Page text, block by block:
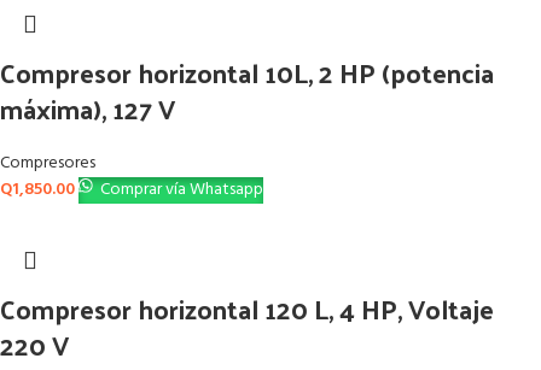
Compresor horizontal 10L, 2 HP (potencia
máxima), 127 V
Compresores
Q1,850.00 Comprar vía Whatsapp
Compresor horizontal 120 L, 4 HP, Voltaje
220 V